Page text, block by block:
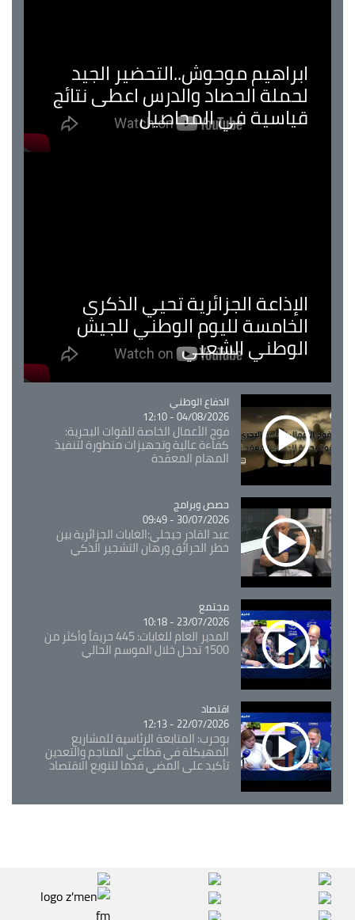
ابراهيم موحوش..التحضير الجيد
لحملة الحصاد والدرس اعطى نتائج
قياسية في المحاصيل
الإذاعة الجزائرية تحيي الذكرى
الخامسة لليوم الوطني للجيش
الوطني الشعبي
Catégorie
الدفاع الوطني
04/08/2026 - 12:10
فوج الأعمال الخاصة للقوات البحرية:
كفاءة عالية وتجهيزات متطورة لتنفيذ
المهام المعقدة
Catégorie
حصص وبرامج
30/07/2026 - 09:49
عبد القادر جيجلي:الغابات الجزائرية بين
خطر الحرائق ورهان التشجير الذكي
Catégorie
مجتمع
23/07/2026 - 10:18
المدير العام للغابات: 445 حريقاً وأكثر من
1500 تدخل خلال الموسم الحالي
Catégorie
اقتصاد
22/07/2026 - 12:13
بوحرب: المتابعة الرئاسية للمشاريع
المهيكلة في قطاعي المناجم والتعدين
تأكيد على المضي قدما لتنويع الاقتصاد